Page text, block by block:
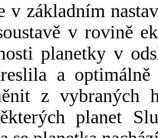
v základním
v rovině
planetky v
a
z vybraných
planet